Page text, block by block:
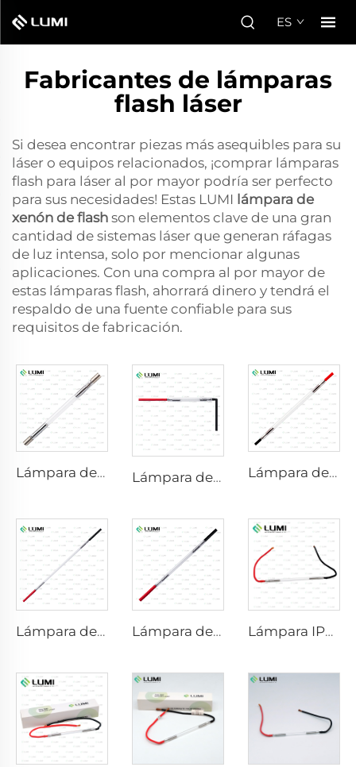
ES
Fabricantes de lámparas
flash láser
Si desea encontrar piezas más asequibles para su
láser o equipos relacionados, ¡comprar lámparas
flash para láser al por mayor podría ser perfecto
para sus necesidades! Estas LUMI lámpara de
xenón de flash son elementos clave de una gran
cantidad de sistemas láser que generan ráfagas
de luz intensa, solo por mencionar algunas
aplicaciones. Con una compra al por mayor de
estas lámparas flash, ahorrará dinero y tendrá el
respaldo de una fuente confiable para sus
requisitos de fabricación.
Lámpara de Xenón IPL P1640 – 7×47×110 mm Lámpara de xenón IPL P1541 – 9×45×100 mm Lámpara de xenón láser L2741 – 7×100×167 mm
Lámpara de xenón láser L2851-5×105×175 mm Lámpara de xenón láser L2021-7×65×130 mm Lámpara IPL P2021-7×65×130 mm